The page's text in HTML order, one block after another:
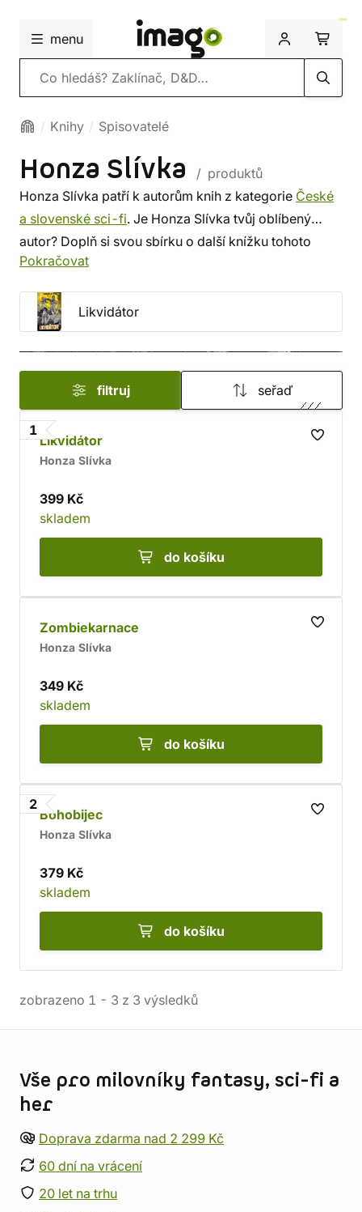
menu
Vyhledávání
Knihy Spisovatelé
Honza Slívka
/ produktů
Honza Slívka patří k autorům knih z kategorie České
a slovenské sci-fi. Je Honza Slívka tvůj oblíbený
autor? Doplň si svou sbírku o další knížku tohoto
spisovatele, nebo si prohlédni
někdo podle autora. U nás si vybereš z méně
známých i z těch proslulých. ✔️ Nabízíme levnou
dopravu, rychlé dodání a bezpečný nákup!
Pokračovat
Likvidátor
filtruj seřaď
1
Likvidátor
Honza Slívka
399 Kč
skladem
do košíku
Zombiekarnace
Honza Slívka
349 Kč
skladem
do košíku
2
Bohobijec
Honza Slívka
379 Kč
skladem
do košíku
zobrazeno 1 - 3 z 3 výsledků
Vše pro milovníky fantasy, sci-fi a
her
Doprava zdarma nad 2 299 Kč
60 dní na vrácení
20 let na trhu